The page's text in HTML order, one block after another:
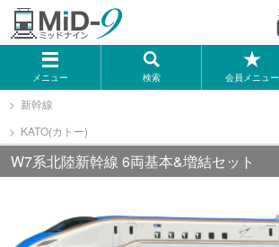
メニュー 検索 会員メニュー
メーカー一覧
TOMIX
KATO
新幹線
KATO(カトー)
W7系北陸新幹線 6両基本&増結セット